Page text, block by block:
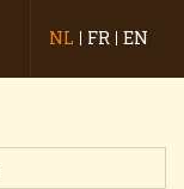
NL FR EN